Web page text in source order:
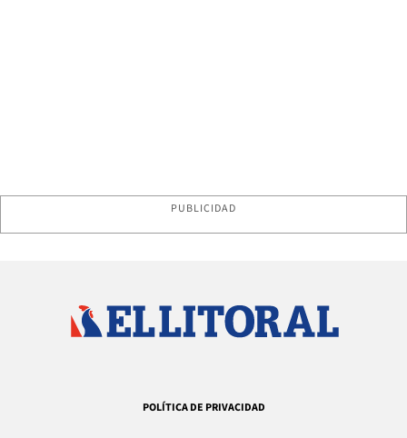
PUBLICIDAD
POLÍTICA DE PRIVACIDAD